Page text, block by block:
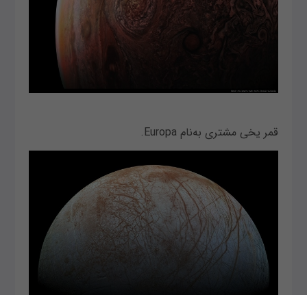
قمر یخی مشتری به‌نام Europa.